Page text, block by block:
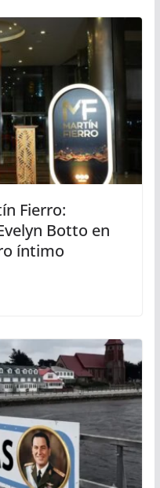
Fierro:
Botto en
íntimo